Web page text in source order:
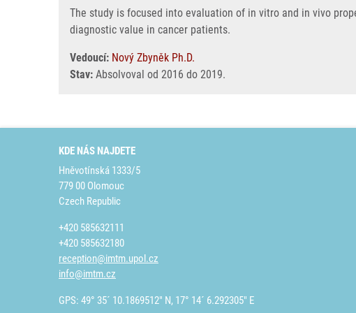
The study is focused into evaluation of in vitro and in vivo
diagnostic value in cancer patients.
Vedoucí: Nový Zbyněk Ph.D.
Stav: Absolvoval od 2016 do 2019.
KDE NÁS NAJDETE
Hněvotínská 1333/5
779 00 Olomouc
Czech Republic
+420 585632111
+420 585632180
reception@imtm.upol.cz
info@imtm.cz
GPS: 49° 35´ 10.1869512" N, 17° 14´ 6.292305" E